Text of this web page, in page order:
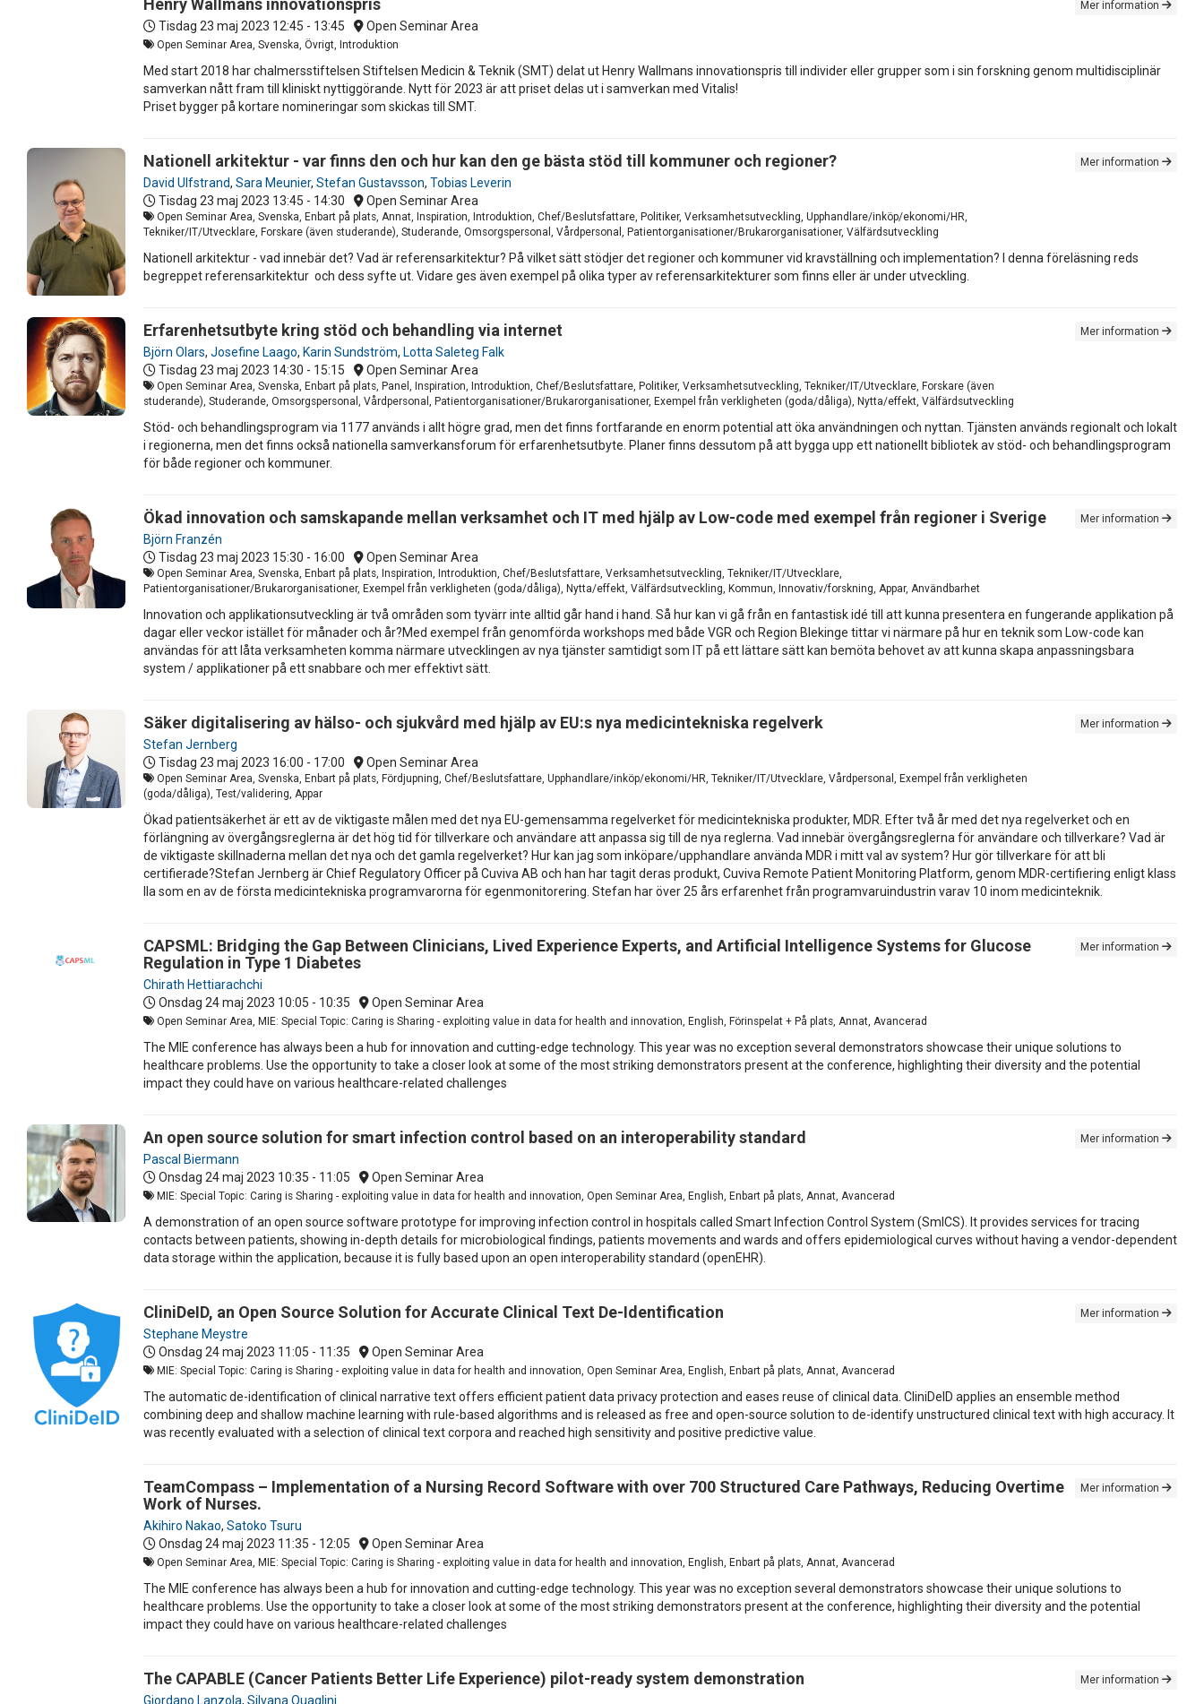
Henry Wallmans innovationspris
Tisdag 23 maj 2023 12:45 - 13:45 Open Seminar Area
Open Seminar Area, Svenska, Övrigt, Introduktion
Mer information
Med start 2018 har chalmersstiftelsen Stiftelsen Medicin & Teknik (SMT) delat ut Henry Wallmans innovationspris till individer eller grupper som i sin forskning genom multidisciplinär
samverkan nått fram till kliniskt nyttiggörande. Nytt för 2023 är att priset delas ut i samverkan med Vitalis!
Priset bygger på kortare nomineringar som skickas till SMT.
Nationell arkitektur - var finns den och hur kan den ge bästa stöd till kommuner och regioner?
David Ulfstrand, Sara Meunier, Stefan Gustavsson, Tobias Leverin
Tisdag 23 maj 2023 13:45 - 14:30 Open Seminar Area
Open Seminar Area, Svenska, Enbart på plats, Annat, Inspiration, Introduktion, Chef/Beslutsfattare, Politiker, Verksamhetsutveckling, Upphandlare/inköp/ekonomi/HR,
Tekniker/IT/Utvecklare, Forskare (även studerande), Studerande, Omsorgspersonal, Vårdpersonal, Patientorganisationer/Brukarorganisationer, Välfärdsutveckling
Mer information
Nationell arkitektur - vad innebär det? Vad är referensarkitektur? På vilket sätt stödjer det regioner och kommuner vid kravställning och implementation? I denna föreläsning reds
begreppet referensarkitektur och dess syfte ut. Vidare ges även exempel på olika typer av referensarkitekturer som finns eller är under utveckling.
Erfarenhetsutbyte kring stöd och behandling via internet
Björn Olars, Josefine Laago, Karin Sundström, Lotta Saleteg Falk
Tisdag 23 maj 2023 14:30 - 15:15 Open Seminar Area
Open Seminar Area, Svenska, Enbart på plats, Panel, Inspiration, Introduktion, Chef/Beslutsfattare, Politiker, Verksamhetsutveckling, Tekniker/IT/Utvecklare, Forskare (även
studerande), Studerande, Omsorgspersonal, Vårdpersonal, Patientorganisationer/Brukarorganisationer, Exempel från verkligheten (goda/dåliga), Nytta/effekt, Välfärdsutveckling
Mer information
Stöd- och behandlingsprogram via 1177 används i allt högre grad, men det finns fortfarande en enorm potential att öka användningen och nyttan. Tjänsten används regionalt och lokalt
i regionerna, men det finns också nationella samverkansforum för erfarenhetsutbyte. Planer finns dessutom på att bygga upp ett nationellt bibliotek av stöd- och behandlingsprogram
för både regioner och kommuner.
Ökad innovation och samskapande mellan verksamhet och IT med hjälp av Low-code med exempel från regioner i Sverige
Björn Franzén
Tisdag 23 maj 2023 15:30 - 16:00 Open Seminar Area
Open Seminar Area, Svenska, Enbart på plats, Inspiration, Introduktion, Chef/Beslutsfattare, Verksamhetsutveckling, Tekniker/IT/Utvecklare,
Patientorganisationer/Brukarorganisationer, Exempel från verkligheten (goda/dåliga), Nytta/effekt, Välfärdsutveckling, Kommun, Innovativ/forskning, Appar, Användbarhet
Mer information
Innovation och applikationsutveckling är två områden som tyvärr inte alltid går hand i hand. Så hur kan vi gå från en fantastisk idé till att kunna presentera en fungerande applikation på
dagar eller veckor istället för månader och år?Med exempel från genomförda workshops med både VGR och Region Blekinge tittar vi närmare på hur en teknik som Low-code kan
användas för att låta verksamheten komma närmare utvecklingen av nya tjänster samtidigt som IT på ett lättare sätt kan bemöta behovet av att kunna skapa anpassningsbara
system / applikationer på ett snabbare och mer effektivt sätt.
Säker digitalisering av hälso- och sjukvård med hjälp av EU:s nya medicintekniska regelverk
Stefan Jernberg
Tisdag 23 maj 2023 16:00 - 17:00 Open Seminar Area
Open Seminar Area, Svenska, Enbart på plats, Fördjupning, Chef/Beslutsfattare, Upphandlare/inköp/ekonomi/HR, Tekniker/IT/Utvecklare, Vårdpersonal, Exempel från verkligheten
(goda/dåliga), Test/validering, Appar
Mer information
Ökad patientsäkerhet är ett av de viktigaste målen med det nya EU-gemensamma regelverket för medicintekniska produkter, MDR. Efter två år med det nya regelverket och en
förlängning av övergångsreglerna är det hög tid för tillverkare och användare att anpassa sig till de nya reglerna. Vad innebär övergångsreglerna för användare och tillverkare? Vad är
de viktigaste skillnaderna mellan det nya och det gamla regelverket? Hur kan jag som inköpare/upphandlare använda MDR i mitt val av system? Hur gör tillverkare för att bli
certifierade?Stefan Jernberg är Chief Regulatory Officer på Cuviva AB och han har tagit deras produkt, Cuviva Remote Patient Monitoring Platform, genom MDR-certifiering enligt klass
IIa som en av de första medicintekniska programvarorna för egenmonitorering. Stefan har över 25 års erfarenhet från programvaruindustrin varav 10 inom medicinteknik.
CAPSML: Bridging the Gap Between Clinicians, Lived Experience Experts, and Artificial Intelligence Systems for Glucose
Regulation in Type 1 Diabetes
Chirath Hettiarachchi
Onsdag 24 maj 2023 10:05 - 10:35 Open Seminar Area
Open Seminar Area, MIE: Special Topic: Caring is Sharing - exploiting value in data for health and innovation, English, Förinspelat + På plats, Annat, Avancerad
Mer information
The MIE conference has always been a hub for innovation and cutting-edge technology. This year was no exception several demonstrators showcase their unique solutions to
healthcare problems. Use the opportunity to take a closer look at some of the most striking demonstrators present at the conference, highlighting their diversity and the potential
impact they could have on various healthcare-related challenges
An open source solution for smart infection control based on an interoperability standard
Pascal Biermann
Onsdag 24 maj 2023 10:35 - 11:05 Open Seminar Area
MIE: Special Topic: Caring is Sharing - exploiting value in data for health and innovation, Open Seminar Area, English, Enbart på plats, Annat, Avancerad
Mer information
A demonstration of an open source software prototype for improving infection control in hospitals called Smart Infection Control System (SmICS). It provides services for tracing
contacts between patients, showing in-depth details for microbiological findings, patients movements and wards and offers epidemiological curves without having a vendor-dependent
data storage within the application, because it is fully based upon an open interoperability standard (openEHR).
CliniDeID, an Open Source Solution for Accurate Clinical Text De-Identification
Stephane Meystre
Onsdag 24 maj 2023 11:05 - 11:35 Open Seminar Area
MIE: Special Topic: Caring is Sharing - exploiting value in data for health and innovation, Open Seminar Area, English, Enbart på plats, Annat, Avancerad
Mer information
The automatic de-identification of clinical narrative text offers efficient patient data privacy protection and eases reuse of clinical data. CliniDeID applies an ensemble method
combining deep and shallow machine learning with rule-based algorithms and is released as free and open-source solution to de-identify unstructured clinical text with high accuracy. It
was recently evaluated with a selection of clinical text corpora and reached high sensitivity and positive predictive value.
TeamCompass – Implementation of a Nursing Record Software with over 700 Structured Care Pathways, Reducing Overtime
Work of Nurses.
Akihiro Nakao, Satoko Tsuru
Onsdag 24 maj 2023 11:35 - 12:05 Open Seminar Area
Open Seminar Area, MIE: Special Topic: Caring is Sharing - exploiting value in data for health and innovation, English, Enbart på plats, Annat, Avancerad
Mer information
The MIE conference has always been a hub for innovation and cutting-edge technology. This year was no exception several demonstrators showcase their unique solutions to
healthcare problems. Use the opportunity to take a closer look at some of the most striking demonstrators present at the conference, highlighting their diversity and the potential
impact they could have on various healthcare-related challenges
The CAPABLE (Cancer Patients Better Life Experience) pilot-ready system demonstration
Giordano Lanzola, Silvana Quaglini
Mer information